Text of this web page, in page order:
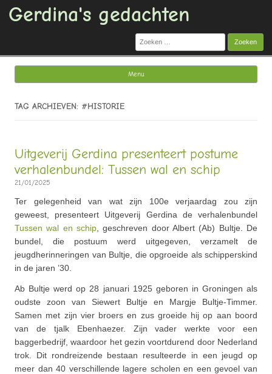
Gerdina's gedachten
Zoeken
naar:
Menu
TAG ARCHIEVEN: #HISTORIE
Uitgeverij Gerdina presenteert postume
verhalenbundel: Tussen wal en schip
21/01/2025
Ter gelegenheid van wat zijn 100e verjaardag zou zijn
geweest, presenteert Uitgeverij Gerdina de verhalenbundel
Tussen wal en schip , geschreven door Albert (Ab) Bultje. De
bundel, die postuum werd uitgegeven, verzamelt de
jeugdherinneringen van Bultje, die opgroeide als schipperskind
in de jaren ’30.
Ab Bultje werd op 28 januari 1925 geboren in Groningen als
oudste zoon van Siewert Bultje en Margje Bultje-Timmer.
Samen met zijn vier broers en zus groeide hij op aan boord
van de tjalk Ebenhaezer. Zijn vader werkte voor een
baggerbedrijf, waardoor het gezin voortdurend door Nederland
trok. Dit rondreizende bestaan resulteerde in een jeugd op
meer dan 40 verschillende lagere scholen en een gevoel van